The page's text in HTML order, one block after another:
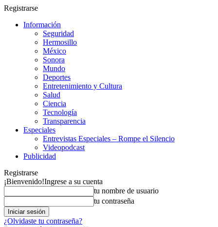
Registrarse
Información
Seguridad
Hermosillo
México
Sonora
Mundo
Deportes
Entretenimiento y Cultura
Salud
Ciencia
Tecnología
Transparencia
Especiales
Entrevistas Especiales – Rompe el Silencio
Videopodcast
Publicidad
Registrarse
¡Bienvenido!Ingrese a su cuenta
tu nombre de usuario
tu contraseña
¿Olvidaste tu contraseña?